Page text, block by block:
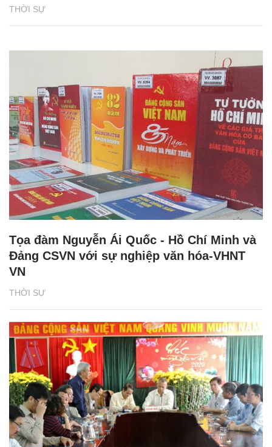
THỜI SỰ
THỜI SỰ
Tọa đàm Nguyễn Ái Quốc - Hồ Chí Minh và
Đảng CSVN với sự nghiệp văn hóa-VHNT
VN